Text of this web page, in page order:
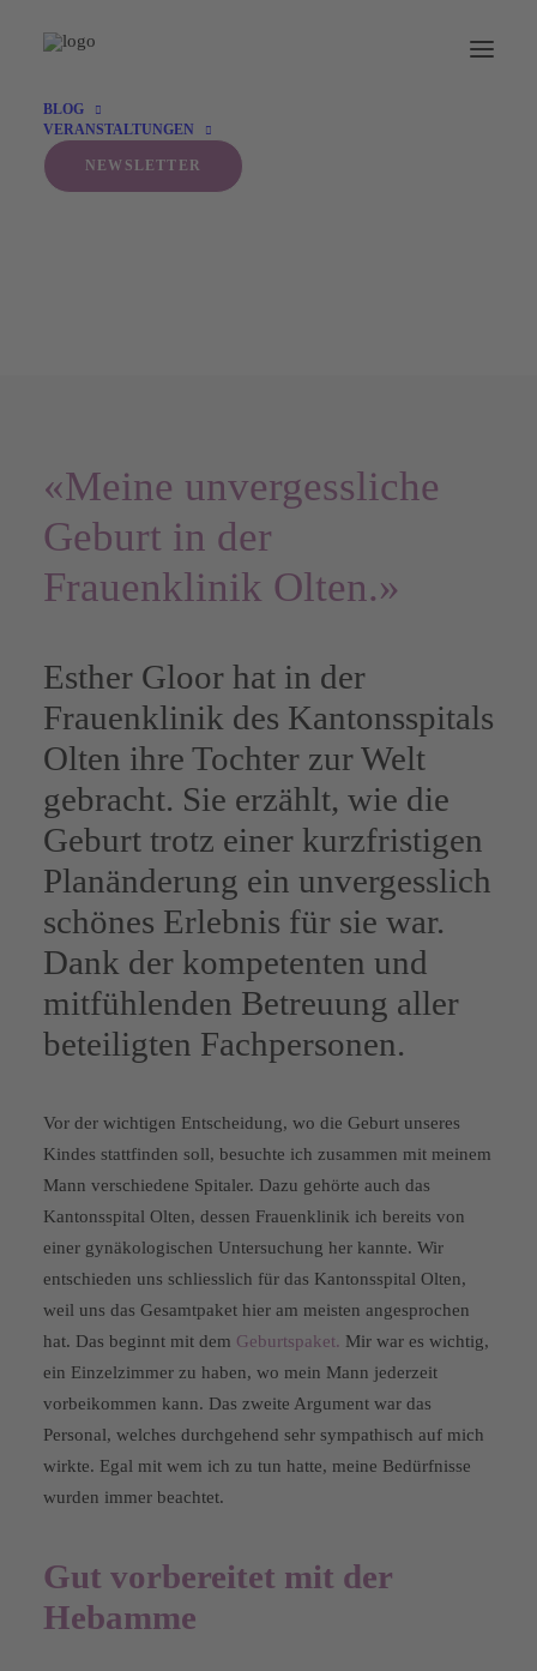
BLOG
VERANSTALTUNGEN
NEWSLETTER
«Meine unvergessliche
Geburt in der
Frauenklinik Olten.»
Esther Gloor hat in der
Frauenklinik des Kantonsspitals
Olten ihre Tochter zur Welt
gebracht. Sie erzählt, wie die
Geburt trotz einer kurzfristigen
Planänderung ein unvergesslich
schönes Erlebnis für sie war.
Dank der kompetenten und
mitfühlenden Betreuung aller
beteiligten Fachpersonen.
Vor der wichtigen Entscheidung, wo die Geburt unseres
Kindes stattfinden soll, besuchte ich zusammen mit meinem
Mann verschiedene Spitaler. Dazu gehörte auch das
Kantonsspital Olten, dessen Frauenklinik ich bereits von
einer gynäkologischen Untersuchung her kannte. Wir
entschieden uns schliesslich für das Kantonsspital Olten,
weil uns das Gesamtpaket hier am meisten angesprochen
hat. Das beginnt mit dem Geburtspaket. Mir war es wichtig,
ein Einzelzimmer zu haben, wo mein Mann jederzeit
vorbeikommen kann. Das zweite Argument war das
Personal, welches durchgehend sehr sympathisch auf mich
wirkte. Egal mit wem ich zu tun hatte, meine Bedürfnisse
wurden immer beachtet.
Gut vorbereitet mit der
Hebamme